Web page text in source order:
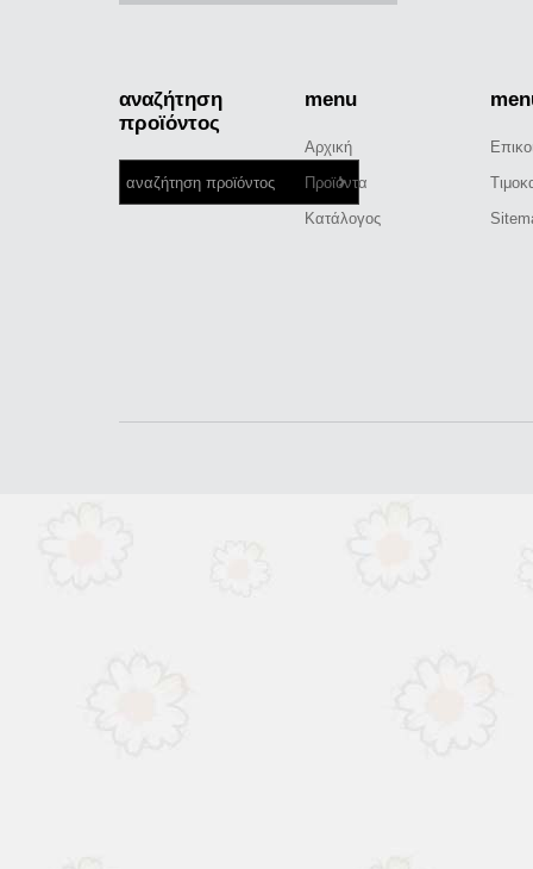
αναζήτηση
προϊόντος
menu
Αρχική
Προϊόντα
Κατάλογος